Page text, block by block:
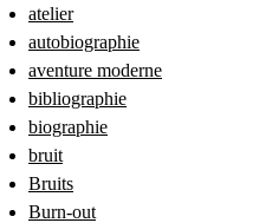
atelier
autobiographie
aventure moderne
bibliographie
biographie
bruit
Bruits
Burn-out